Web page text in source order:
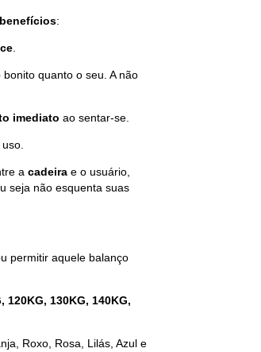
benefícios:
quanto o seu. A não
imediato ao sentar-se.
a cadeira e o usuário,
seja não esquenta suas
permitir aquele balanço
120KG, 130KG, 140KG,
Roxo, Rosa, Lilás, Azul e